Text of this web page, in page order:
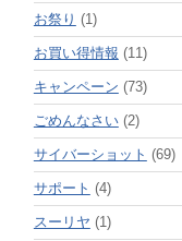
お祭り (1)
お買い得情報 (11)
キャンペーン (73)
ごめんなさい(2)
サイバーショット (69)
サポート (4)
スーリヤ (1)